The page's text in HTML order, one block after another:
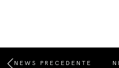
NEWS PRECEDENTE